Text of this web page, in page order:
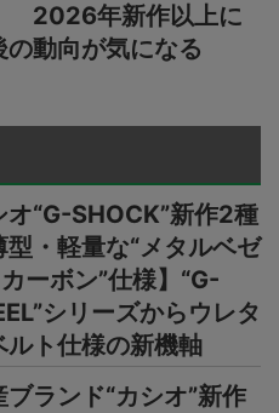
2026年新作以上に
の動向が気になる
オ“G-SHOCK”新作2種
型・軽量な“メタルベゼ
ーボン”仕様】“G-
シリーズからウレタ
ルト仕様の新機軸
ブランド“カシオ”新作